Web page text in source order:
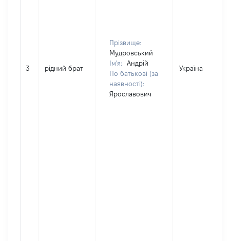
3 рідний брат
Прізвище:
Мудровський
Ім'я:
Андрій
По батькові (за
наявності):
Ярославович
Україна